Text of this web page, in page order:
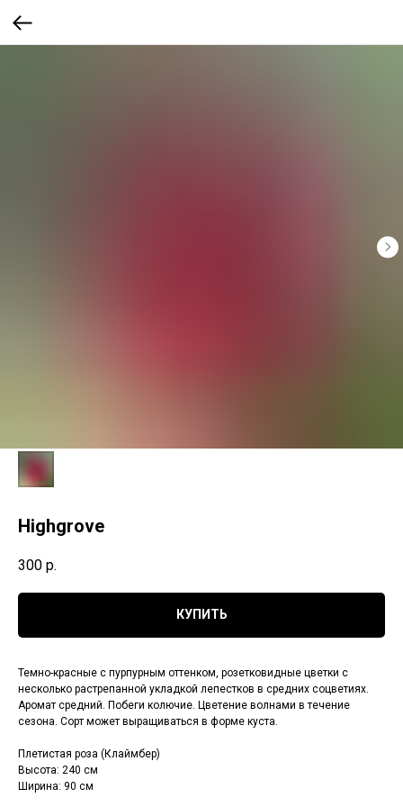
Highgrove
300 р.
КУПИТЬ
Темно-красные с пурпурным оттенком, розетковидные цветки с
несколько растрепанной укладкой лепестков в средних соцветиях.
Аромат средний. Побеги колючие. Цветение волнами в течение
сезона. Сорт может выращиваться в форме куста.
Плетистая роза (Клаймбер)
Высота: 240 см
Ширина: 90 см